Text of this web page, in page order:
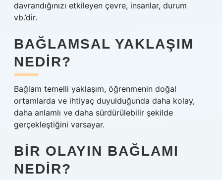
davrandığınızı etkileyen çevre, insanlar, durum
vb.’dir.
BAĞLAMSAL YAKLAŞIM
NEDIR?
Bağlam temelli yaklaşım, öğrenmenin doğal
ortamlarda ve ihtiyaç duyulduğunda daha kolay,
daha anlamlı ve daha sürdürülebilir şekilde
gerçekleştiğini varsayar.
BIR OLAYIN BAĞLAMI
NEDIR?